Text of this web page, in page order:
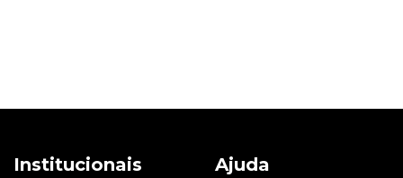
Institucionais Ajuda